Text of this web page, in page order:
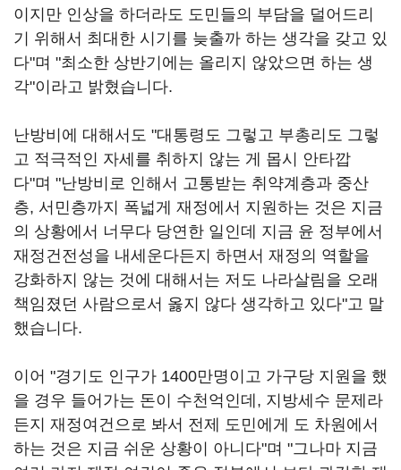
이지만 인상을 하더라도 도민들의 부담을 덜어드리
기 위해서 최대한 시기를 늦출까 하는 생각을 갖고 있
다"며 "최소한 상반기에는 올리지 않았으면 하는 생
각"이라고 밝혔습니다.
난방비에 대해서도 "대통령도 그렇고 부총리도 그렇
고 적극적인 자세를 취하지 않는 게 몹시 안타깝
다"며 "난방비로 인해서 고통받는 취약계층과 중산
층, 서민층까지 폭넓게 재정에서 지원하는 것은 지금
의 상황에서 너무다 당연한 일인데 지금 윤 정부에서
재정건전성을 내세운다든지 하면서 재정의 역할을
강화하지 않는 것에 대해서는 저도 나라살림을 오래
책임졌던 사람으로서 옳지 않다 생각하고 있다"고 말
했습니다.
이어 "경기도 인구가 1400만명이고 가구당 지원을 했
을 경우 들어가는 돈이 수천억인데, 지방세수 문제라
든지 재정여건으로 봐서 전제 도민에게 도 차원에서
하는 것은 지금 쉬운 상황이 아니다"며 "그나마 지금